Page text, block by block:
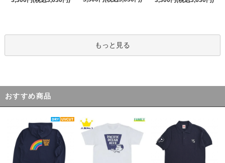
もっと見る
おすすめ商品